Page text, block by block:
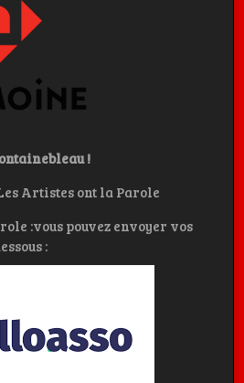
!
Artistes ont la Parole
:vous pouvez envoyer vos
: